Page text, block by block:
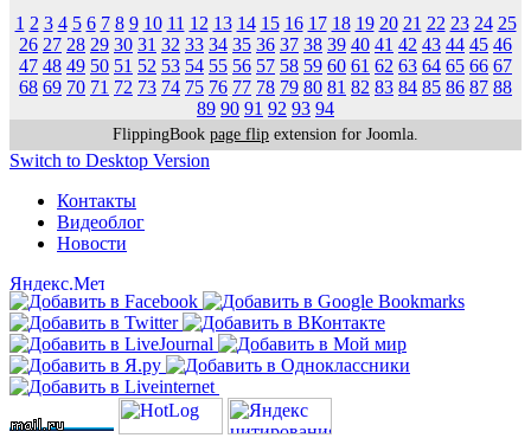
1 2 3 4 5 6 7 8 9 10 11 12 13 14 15 16 17 18 19 20 21 22 23 24 25
26 27 28 29 30 31 32 33 34 35 36 37 38 39 40 41 42 43 44 45 46
47 48 49 50 51 52 53 54 55 56 57 58 59 60 61 62 63 64 65 66 67
68 69 70 71 72 73 74 75 76 77 78 79 80 81 82 83 84 85 86 87 88
89 90 91 92 93 94
FlippingBook page flip extension for Joomla.
Switch to Desktop Version
Контакты
Видеоблог
Новости